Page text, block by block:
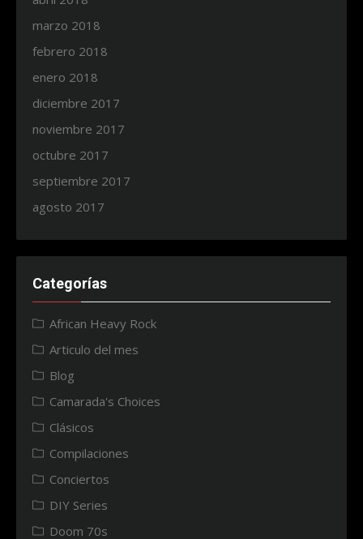
marzo 2018
febrero 2018
enero 2018
diciembre 2017
noviembre 2017
octubre 2017
septiembre 2017
agosto 2017
Categorías
African Heavy Rock
Articulo del mes
Blog
Camarada's Choices
Clásicos
Compilaciones
Conciertos
DIY Series
Doom 70s